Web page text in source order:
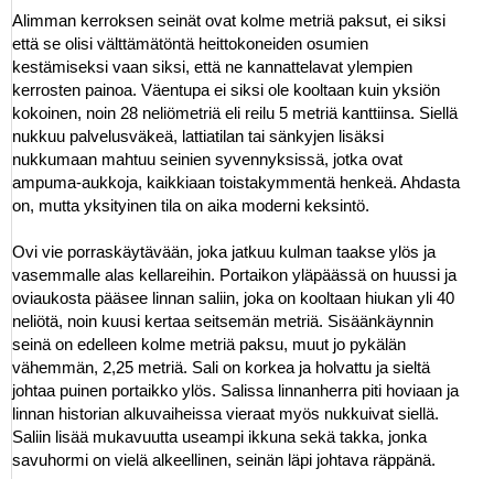
Alimman kerroksen seinät ovat kolme metriä paksut, ei siksi
että se olisi välttämätöntä heittokoneiden osumien
kestämiseksi vaan siksi, että ne kannattelavat ylempien
kerrosten painoa. Väentupa ei siksi ole kooltaan kuin yksiön
kokoinen, noin 28 neliömetriä eli reilu 5 metriä kanttiinsa. Siellä
nukkuu palvelusväkeä, lattiatilan tai sänkyjen lisäksi
nukkumaan mahtuu seinien syvennyksissä, jotka ovat
ampuma-aukkoja, kaikkiaan toistakymmentä henkeä. Ahdasta
on, mutta yksityinen tila on aika moderni keksintö.
Ovi vie porraskäytävään, joka jatkuu kulman taakse ylös ja
vasemmalle alas kellareihin. Portaikon yläpäässä on huussi ja
oviaukosta pääsee linnan saliin, joka on kooltaan hiukan yli 40
neliötä, noin kuusi kertaa seitsemän metriä. Sisäänkäynnin
seinä on edelleen kolme metriä paksu, muut jo pykälän
vähemmän, 2,25 metriä. Sali on korkea ja holvattu ja sieltä
johtaa puinen portaikko ylös. Salissa linnanherra piti hoviaan ja
linnan historian alkuvaiheissa vieraat myös nukkuivat siellä.
Saliin lisää mukavuutta useampi ikkuna sekä takka, jonka
savuhormi on vielä alkeellinen, seinän läpi johtava räppänä.